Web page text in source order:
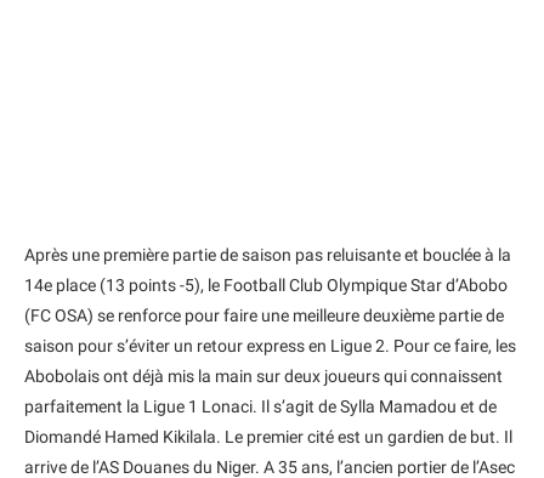
Après une première partie de saison pas reluisante et bouclée à la
14e place (13 points -5), le Football Club Olympique Star d’Abobo
(FC OSA) se renforce pour faire une meilleure deuxième partie de
saison pour s’éviter un retour express en Ligue 2. Pour ce faire, les
Abobolais ont déjà mis la main sur deux joueurs qui connaissent
parfaitement la Ligue 1 Lonaci. Il s’agit de Sylla Mamadou et de
Diomandé Hamed Kikilala. Le premier cité est un gardien de but. Il
arrive de l’AS Douanes du Niger. A 35 ans, l’ancien portier de l’Asec